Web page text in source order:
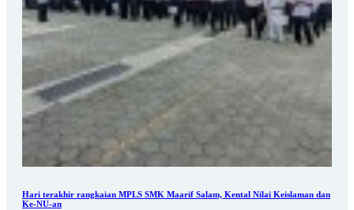
Hari terakhir rangkaian MPLS SMK Maarif Salam, Kental Nilai Keislaman dan
Ke-NU-an